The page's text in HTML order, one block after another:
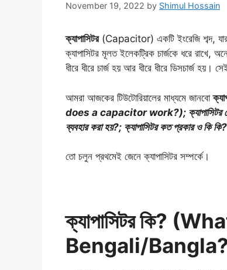
November 19, 2022 by Shimul Hossain
ক্যাপাসিটর(Capacitor) একটি ইংরেজি শব্দ, যার
ক্যাপাসিটর মূলত ইলেকট্রিক চার্জকে ধরে রাখে,
ধীরে ধীরে চার্জ হয় আর ধীরে ধীরে ডিসচার্জ হয়।
আমরা আজকের টিউটোরিয়ালের মাধ্যমে জানবো
does a capacitor work?);
ব্যবহার করা হয়?; ক্যাপাসিটর কত প্রকার ও
তো চলুন প্রথমেই জেনে ক্যাপাসিটর সম্পর্কে।
ক্যাপাসিটর কি?
Bengali/